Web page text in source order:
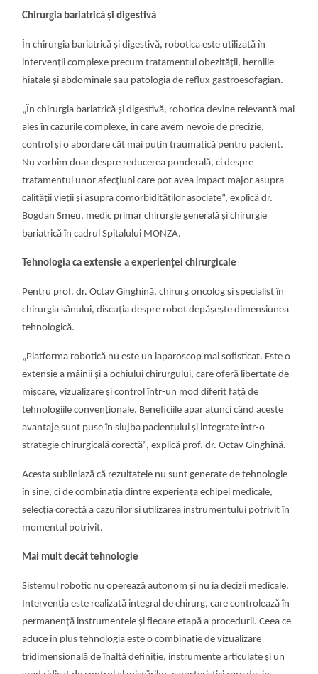
Chirurgia bariatrică și digestivă
În chirurgia bariatrică și digestivă, robotica este utilizată în
intervenții complexe precum tratamentul obezității, herniile
hiatale și abdominale sau patologia de reflux gastroesofagian.
„În chirurgia bariatrică și digestivă, robotica devine relevantă mai
ales în cazurile complexe, în care avem nevoie de precizie,
control și o abordare cât mai puțin traumatică pentru pacient.
Nu vorbim doar despre reducerea ponderală, ci despre
tratamentul unor afecțiuni care pot avea impact major asupra
calității vieții și asupra comorbidităților asociate”, explică dr.
Bogdan Smeu, medic primar chirurgie generală și chirurgie
bariatrică în cadrul Spitalului MONZA.
Tehnologia ca extensie a experienței chirurgicale
Pentru prof. dr. Octav Ginghină, chirurg oncolog și specialist în
chirurgia sânului, discuția despre robot depășește dimensiunea
tehnologică.
„Platforma robotică nu este un laparoscop mai sofisticat. Este o
extensie a mâinii și a ochiului chirurgului, care oferă libertate de
mișcare, vizualizare și control într-un mod diferit față de
tehnologiile convenționale. Beneficiile apar atunci când aceste
avantaje sunt puse în slujba pacientului și integrate într-o
strategie chirurgicală corectă”, explică prof. dr. Octav Ginghină.
Acesta subliniază că rezultatele nu sunt generate de tehnologie
în sine, ci de combinația dintre experiența echipei medicale,
selecția corectă a cazurilor și utilizarea instrumentului potrivit în
momentul potrivit.
Mai mult decât tehnologie
Sistemul robotic nu operează autonom și nu ia decizii medicale.
Intervenția este realizată integral de chirurg, care controlează în
permanență instrumentele și fiecare etapă a procedurii. Ceea ce
aduce în plus tehnologia este o combinație de vizualizare
tridimensională de înaltă definiție, instrumente articulate și un